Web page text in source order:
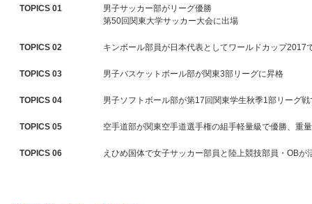
TOPICS 01
男子サッカー部がリーグ優勝
第50回関東大学サッカー大会に出場
TOPICS 02 キンボール部員が日本代表としてワールドカップ2017
TOPICS 03 男子バスケットボール部が関東3部リーグに昇格
TOPICS 04 男子ソフトボール部が第17回関東学生秋季1部リーグ戦
TOPICS 05 空手道部が関東空手道選手権の組手軽量級で優勝、重
TOPICS 06 えひめ国体で女子サッカー部員と陸上競技部員・OBが